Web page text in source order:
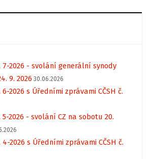
7-2026 - svolání generální synody
9. 2026 30.06.2026
6-2026 s Úředními zprávami CČSH č.
5-2026 - svolání CZ na sobotu 20.
4-2026 s Úředními zprávami CČSH č.